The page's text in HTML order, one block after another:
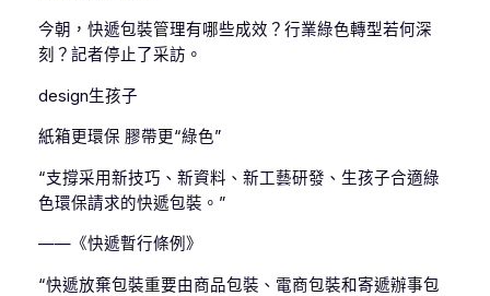
今朝，快遞包裝管理有哪些成效？行業綠色轉型若何深
刻？記者停止了采訪。
design生孩子
紙箱更環保 膠帶更“綠色”
“支撐采用新技巧、新資料、新工藝研發、生孩子合適綠
色環保請求的快遞包裝。”
——《快遞暫行條例》
“快遞放棄包裝重要由商品包裝、電商包裝和寄遞辦事包